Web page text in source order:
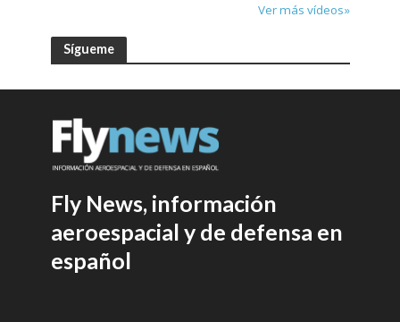
Ver más vídeos»
Sígueme
Fly News, información
aeroespacial y de defensa en
español